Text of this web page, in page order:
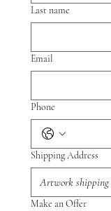
Last name
Email
Phone
Shipping Address
Make an Offer